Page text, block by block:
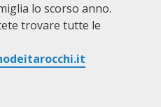
lo scorso anno.
trovare tutte le